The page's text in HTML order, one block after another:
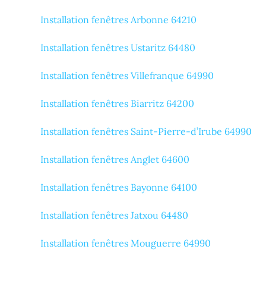
Installation fenêtres Arbonne 64210
Installation fenêtres Ustaritz 64480
Installation fenêtres Villefranque 64990
Installation fenêtres Biarritz 64200
Installation fenêtres Saint-Pierre-d’Irube 64990
Installation fenêtres Anglet 64600
Installation fenêtres Bayonne 64100
Installation fenêtres Jatxou 64480
Installation fenêtres Mouguerre 64990